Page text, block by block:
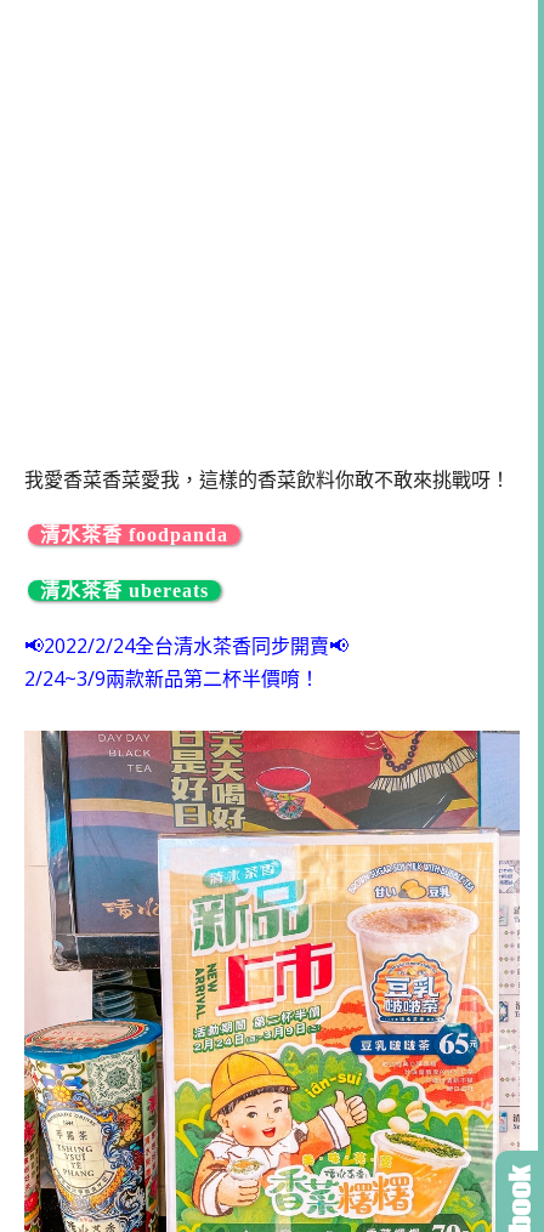
我愛香菜香菜愛我，這樣的香菜飲料你敢不敢來挑戰呀！
清水茶香 foodpanda
清水茶香 ubereats
📢2022/2/24全台清水茶香同步開賣📢
2/24~3/9兩款新品第二杯半價唷！